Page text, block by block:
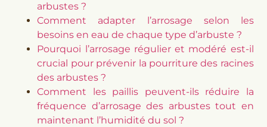
arbustes ?
Comment adapter l’arrosage selon les
besoins en eau de chaque type d’arbuste ?
Pourquoi l’arrosage régulier et modéré est-il
crucial pour prévenir la pourriture des racines
des arbustes ?
Comment les paillis peuvent-ils réduire la
fréquence d’arrosage des arbustes tout en
maintenant l’humidité du sol ?